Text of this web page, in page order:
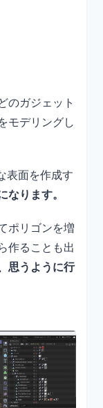
のガジェット
モデリングし
表面を作成す
なります。
ポリゴンを増
作ることも出
思うように行